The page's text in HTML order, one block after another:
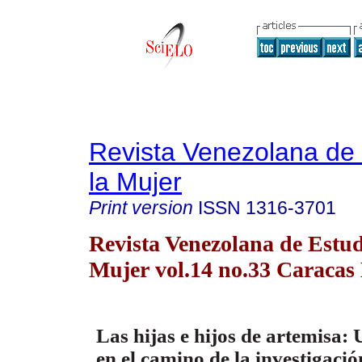
Revista Venezolana
la Mujer
Print version ISSN 1316-3701
Revista Venezolana de
Mujer vol.14 no.33 Caracas
Las hijas e hijos de artemisa: